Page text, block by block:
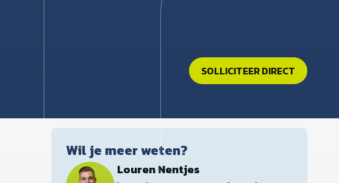
SOLLICITEER DIRECT
Wil je meer weten?
Louren Nentjes